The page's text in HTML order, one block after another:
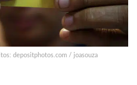
depositphotos.com / joasouza